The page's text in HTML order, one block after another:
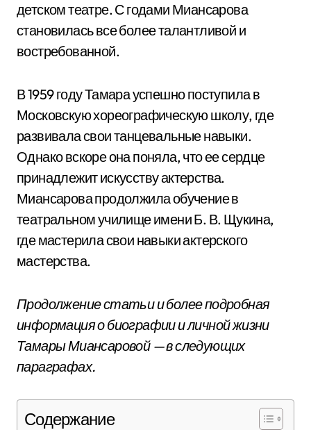
детском театре. С годами Миансарова
становилась все более талантливой и
востребованной.
В 1959 году Тамара успешно поступила в
Московскую хореографическую школу, где
развивала свои танцевальные навыки.
Однако вскоре она поняла, что ее сердце
принадлежит искусству актерства.
Миансарова продолжила обучение в
театральном училище имени Б. В. Щукина,
где мастерила свои навыки актерского
мастерства.
Продолжение статьи и более подробная
информация о биографии и личной жизни
Тамары Миансаровой — в следующих
параграфах.
Содержание